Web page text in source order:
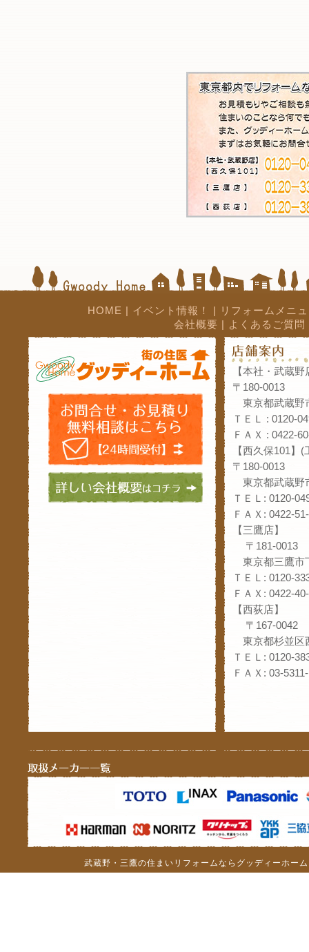
HOME イベント情報！
リフォームメニ
会社概要
よくあるご質問
【本社・武蔵野
〒180-0013
東京都武蔵野
ＴＥＬ : 0120-
ＦＡＸ : 0422-
【西久保101】
〒180-0013
東京都武蔵野
ＴＥＬ: 0120-
ＦＡＸ: 0422-
【三鷹店】
〒181-0013
東京都三鷹市
ＴＥＬ: 0120-
ＦＡＸ: 0422-
【西荻店】
〒167-0042
東京都杉並区
ＴＥＬ: 0120-
ＦＡＸ: 03-
武蔵野・三鷹の住まいリフォームならグッディーホ